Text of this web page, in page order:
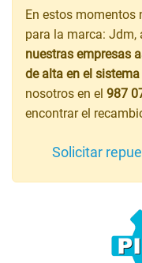
En estos
para la marca: Jdm,
nuestras empresas
de alta en el sistema
nosotros en el 987
encontrar el
Solicitar